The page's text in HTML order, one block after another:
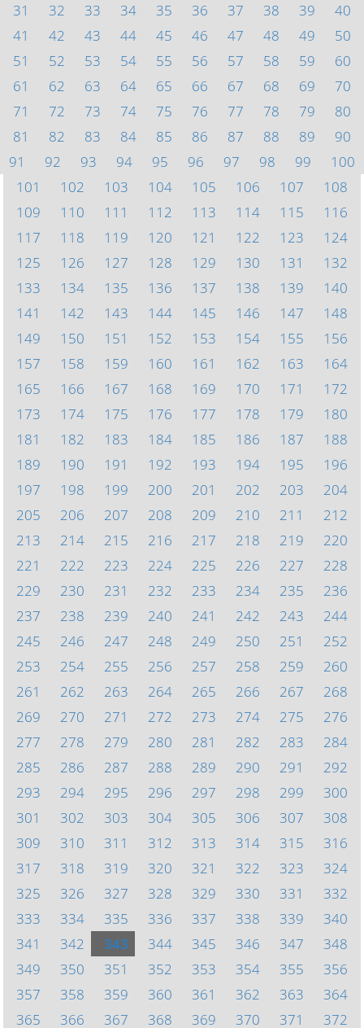
31
32 33 34 35 36 37 38 39
40
41
42 43 44 45 46 47 48 49
50
51
52 53 54 55 56 57 58 59
60
61
62 63 64 65 66 67 68 69
70
71
72 73 74 75 76 77 78 79
80
81
82 83 84 85 86 87 88 89
90
91
92 93 94 95 96 97 98 99
100
101
102 103 104 105 106 107
108
109
110 111 112 113 114 115
116
117
118 119 120 121 122 123
124
125
126 127 128 129 130 131
132
133
134 135 136 137 138 139
140
141
142 143 144 145 146 147
148
149
150 151 152 153 154 155
156
157
158 159 160 161 162 163
164
165
166 167 168 169 170 171
172
173
174 175 176 177 178 179
180
181
182 183 184 185 186 187
188
189
190 191 192 193 194 195
196
197
198 199 200 201 202 203
204
205
206 207 208 209 210 211
212
213
214 215 216 217 218 219
220
221
222 223 224 225 226 227
228
229
230 231 232 233 234 235
236
237
238 239 240 241 242 243
244
245
246 247 248 249 250 251
252
253
254 255 256 257 258 259
260
261
262 263 264 265 266 267
268
269
270 271 272 273 274 275
276
277
278 279 280 281 282 283
284
285
286 287 288 289 290 291
292
293
294 295 296 297 298 299
300
301
302 303 304 305 306 307
308
309
310 311 312 313 314 315
316
317
318 319 320 321 322 323
324
325
326 327 328 329 330 331
332
333
334 335 336 337 338 339
340
341
342 343 344 345 346 347
348
349
350 351 352 353 354 355
356
357
358 359 360 361 362 363
364
365
366 367 368 369 370 371 372